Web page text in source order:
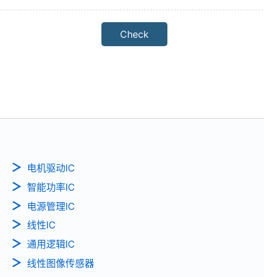
Check
电机驱动IC
智能功率IC
电源管理IC
线性IC
通用逻辑IC
线性图像传感器